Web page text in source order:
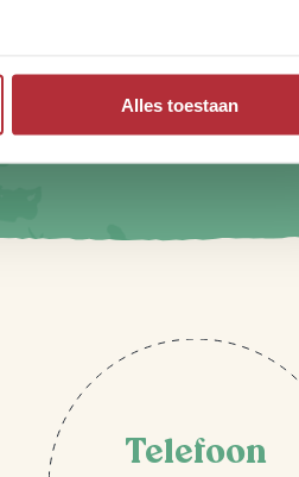
Alles toestaan
Telefoon